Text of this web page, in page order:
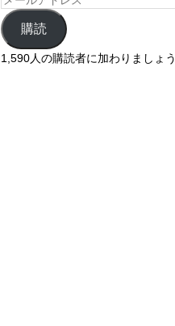
購読
1,590人の購読者に加わりましょう